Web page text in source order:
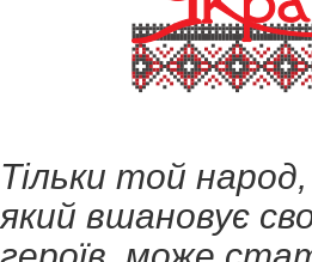
Тільки той народ,
який вшановує